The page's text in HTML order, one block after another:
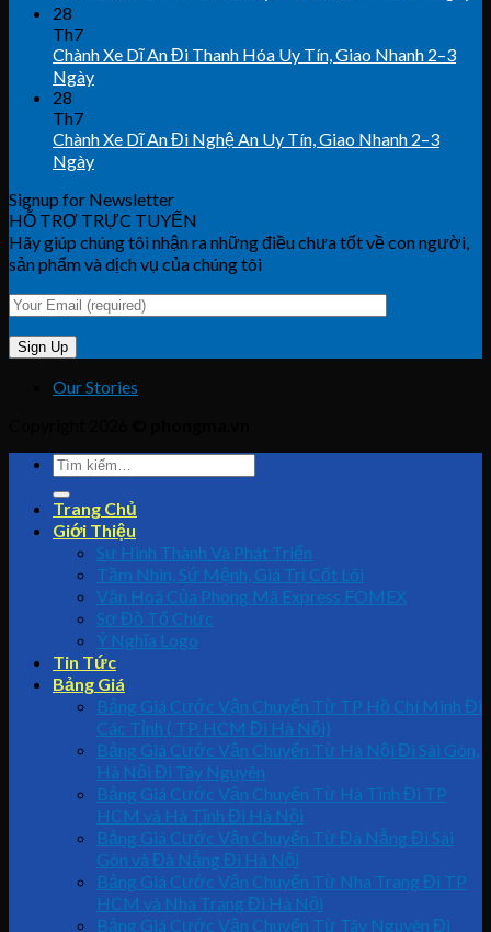
28
Th7
Chành Xe Dĩ An Đi Thanh Hóa Uy Tín, Giao Nhanh 2–3
Ngày
28
Th7
Chành Xe Dĩ An Đi Nghệ An Uy Tín, Giao Nhanh 2–3
Ngày
Signup for Newsletter
HỖ TRỢ TRỰC TUYẾN
Hãy giúp chúng tôi nhận ra những điều chưa tốt về con người,
sản phẩm và dịch vụ của chúng tôi
Our Stories
Trang Chủ
Giới Thiệu
Sự Hình Thành Và Phát Triển
Tầm Nhìn, Sứ Mệnh, Giá Trị Cốt Lõi
Văn Hoá Của Phong Mã Express FOMEX
Sơ Đồ Tổ Chức
Ý Nghĩa Logo
Tin Tức
Bảng Giá
Bảng Giá Cước Vận Chuyển Từ TP Hồ Chí Minh Đi
Các Tỉnh ( TP. HCM Đi Hà Nội)
Bảng Giá Cước Vận Chuyển Từ Hà Nội Đi Sài Gòn,
Hà Nội Đi Tây Nguyên
Bảng Giá Cước Vận Chuyển Từ Hà Tĩnh Đi TP
HCM và Hà Tĩnh Đi Hà Nội
Bảng Giá Cước Vận Chuyển Từ Đà Nẵng Đi Sài
Gòn và Đà Nẵng Đi Hà Nội
Bảng Giá Cước Vận Chuyển Từ Nha Trang Đi TP
HCM và Nha Trang Đi Hà Nội
Bảng Giá Cước Vận Chuyển Từ Tây Nguyên Đi